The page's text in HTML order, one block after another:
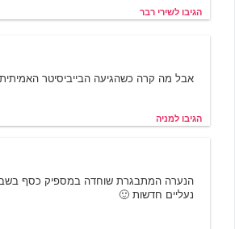
הגיבו לשירי רבר
אבל מה קרה כשהגיעה הבייביסיטר
הגיבו למניה
הנערה המתבגרת שוחדה במספיק כסף
נעליים חדשות 🙂